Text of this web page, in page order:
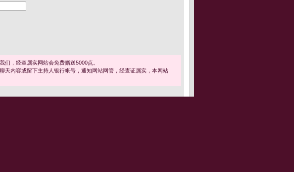
，经查属实网站会免费赠送5000点。
天内容或留下主持人银行帐号，通知网站网管，经查证属实，本网站